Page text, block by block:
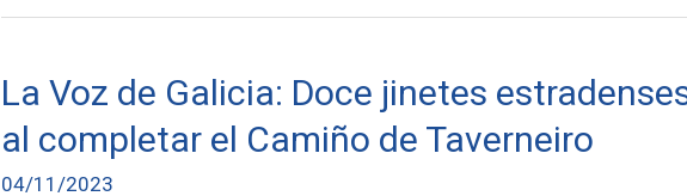
catedral
Santiago
La Voz de Galicia: Doce jinetes
al completar el Camiño de Taverneiro
04/11/2023